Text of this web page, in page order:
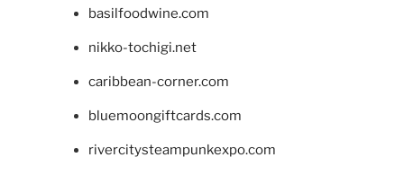
basilfoodwine.com
nikko-tochigi.net
caribbean-corner.com
bluemoongiftcards.com
rivercitysteampunkexpo.com